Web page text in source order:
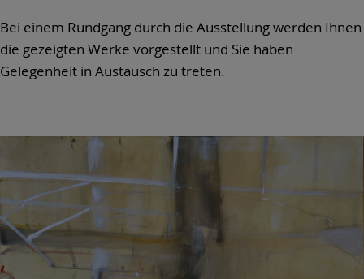
Bei einem Rundgang durch die Ausstellung werden Ihnen
die gezeigten Werke vorgestellt und Sie haben
Gelegenheit in Austausch zu treten.